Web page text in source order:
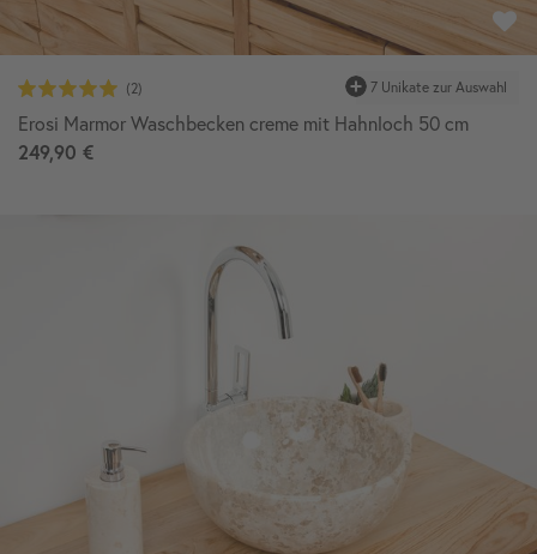
7 Unikate zur Auswahl
Erosi Marmor Waschbecken creme mit Hahnloch 50 cm
249,90 €